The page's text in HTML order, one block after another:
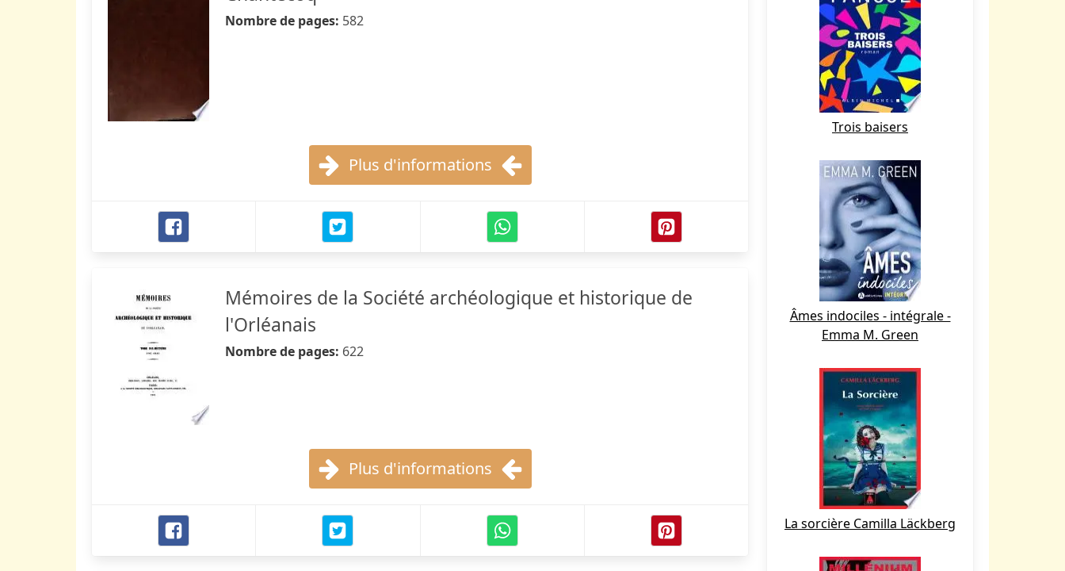
Nombre de pages: 582
Plus d'informations
Mémoires de la Société archéologique et historique de
l'Orléanais
Nombre de pages: 622
Plus d'informations
Trois baisers
Âmes indociles - intégrale -
Emma M. Green
La sorcière Camilla Läckberg